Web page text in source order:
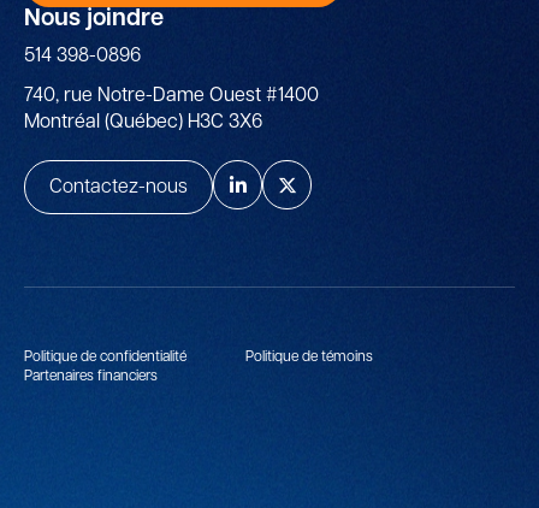
Nous joindre
514 398-0896
740, rue Notre-Dame Ouest #1400
Montréal (Québec) H3C 3X6
Contactez-nous
Politique de confidentialité
Politique de témoins
Partenaires financiers